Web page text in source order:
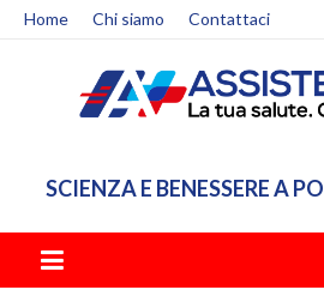
Home Chi siamo Contattaci
SCIENZA E BENESSERE A